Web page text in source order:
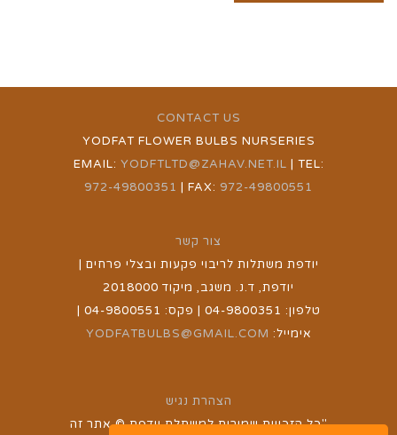
CONTACT US
YODFAT FLOWER BULBS NURSERIES
EMAIL: YODFTLTD@ZAHAV.NET.IL | TEL:
972-49800351 | FAX: 972-49800551
צור קשר
יודפת משתלות לריבוי פקעות ובצלי פרחים |
יודפת, ד.נ. משגב, מיקוד 2018000
טלפון: 04-9800351 | פקס: 04-9800551 |
אימייל: YODFATBULBS@GMAIL.COM
"כל הזכויות שמורות למשתלת יודפת © אתר זה
הצהרת נגיש